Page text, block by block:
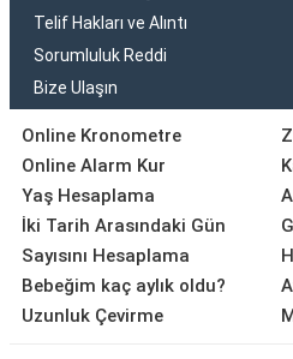
Telif Hakları ve Alıntı
Sorumluluk Reddi
Bize Ulaşın
Online Kronometre
Online Alarm Kur
Yaş Hesaplama
İki Tarih Arasındaki Gün
Sayısını Hesaplama
Bebeğim kaç aylık oldu?
Uzunluk Çevirme